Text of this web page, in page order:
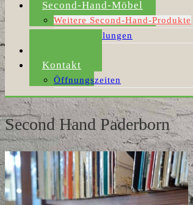
Second-Hand-Möbel
Weitere Second-Hand-Produkte
Möbelabholungen
Kontakt
Öffnungszeiten
Second Hand Paderborn